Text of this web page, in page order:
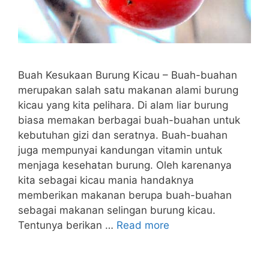
Buah Kesukaan Burung Kicau – Buah-buahan
merupakan salah satu makanan alami burung
kicau yang kita pelihara. Di alam liar burung
biasa memakan berbagai buah-buahan untuk
kebutuhan gizi dan seratnya. Buah-buahan
juga mempunyai kandungan vitamin untuk
menjaga kesehatan burung. Oleh karenanya
kita sebagai kicau mania handaknya
memberikan makanan berupa buah-buahan
sebagai makanan selingan burung kicau.
Tentunya berikan … Read more